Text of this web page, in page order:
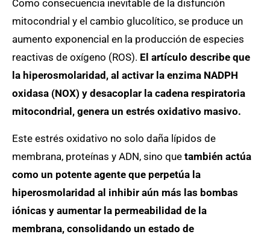
Como consecuencia inevitable de la disfunción
mitocondrial y el cambio glucolítico, se produce un
aumento exponencial en la producción de especies
reactivas de oxígeno (ROS). El artículo describe que
la hiperosmolaridad, al activar la enzima NADPH
oxidasa (NOX) y desacoplar la cadena respiratoria
mitocondrial, genera un estrés oxidativo masivo.
Este estrés oxidativo no solo daña lípidos de
membrana, proteínas y ADN, sino que también actúa
como un potente agente que perpetúa la
hiperosmolaridad al inhibir aún más las bombas
iónicas y aumentar la permeabilidad de la
membrana, consolidando un estado de